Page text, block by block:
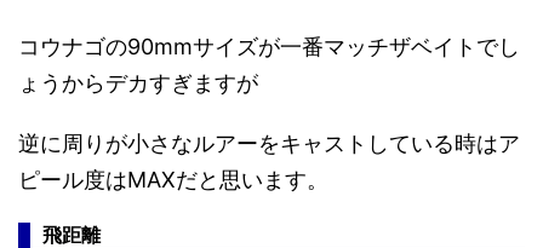
コウナゴの90mmサイズが一番マッチザベイトでし
ょうからデカすぎますが
逆に周りが小さなルアーをキャストしている時はア
ピール度はMAXだと思います。
飛距離